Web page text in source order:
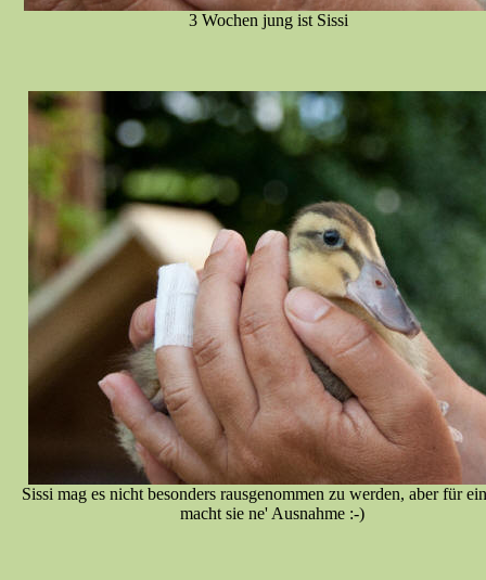
3 Wochen jung ist Sissi
Sissi mag es nicht besonders rausgenommen zu werden, aber für
macht sie ne' Ausnahme :-)